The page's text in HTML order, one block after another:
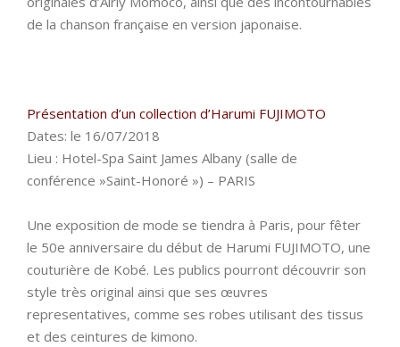
de la chanson française en version japonaise.
Présentation d’un collection d’Harumi FUJIMOTO
Dates: le 16/07/2018
Lieu : Hotel-Spa Saint James Albany (salle de
conférence »Saint-Honoré ») – PARIS
Une exposition de mode se tiendra à Paris, pour fêter
le 50e anniversaire du début de Harumi FUJIMOTO, une
couturière de Kobé. Les publics pourront découvrir son
style très original ainsi que ses œuvres
representatives, comme ses robes utilisant des tissus
et des ceintures de kimono.